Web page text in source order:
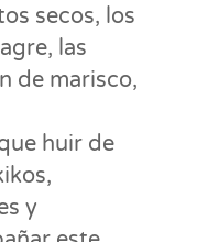
secos, los
las
de marisco,
huir de
y